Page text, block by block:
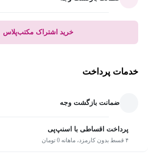
خرید اشتراک مکتب‌پلاس
خدمات پرداخت
ضمانت بازگشت وجه
پرداخت اقساطی با اسنپ‌پی
۴ قسط بدون کارمزد، ماهانه 0 تومان